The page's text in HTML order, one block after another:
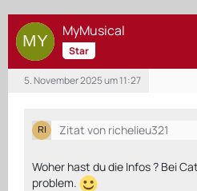
MyMusical
Star
5. November 2025 um 11:27
Zitat von richelieu321
Woher hast du die Infos ? Bei
problem.